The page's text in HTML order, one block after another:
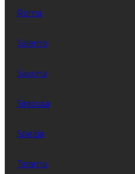
Roma
Salerno
Savona
Siracusa
Spezia
Teramo